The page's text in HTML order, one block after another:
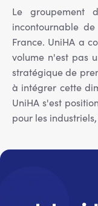
Le groupement
incontournable
France. UniHA a
volume n'est pas
stratégique de
à intégrer cette
UniHA s'est
pour les